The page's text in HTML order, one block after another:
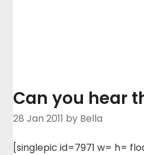
Can you hear
28 Jan 2011 by Bella
[singlepic id=7971 w= h=